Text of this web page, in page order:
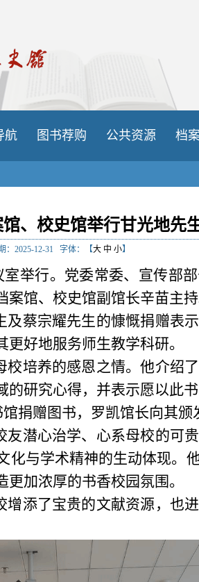
航 图书荐购 公共资源 档
、校史馆举行甘光地先
：2025-12-31 字体：【大 中 小】
举行。党委常委、宣传部
馆、校史馆副馆长辛苗主持
蔡宗耀先生的慷慨捐赠表
好地服务师生教学科研。
培养的感恩之情。他介绍
研究心得，并表示愿以此
捐赠图书，罗凯馆长向其颁
潜心治学、心系母校的可
与学术精神的生动体现。
加浓厚的书香校园氛围。
添了宝贵的文献资源，也